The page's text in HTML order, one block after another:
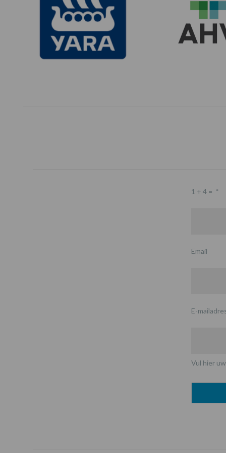
1 + 4 = *
Email
E-
Vul hier